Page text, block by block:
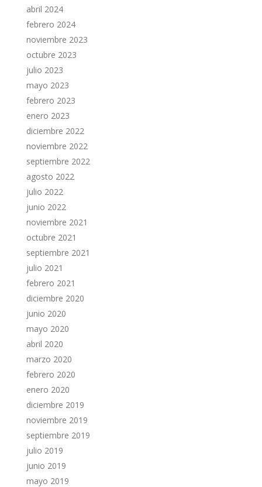
abril 2024
febrero 2024
noviembre 2023
octubre 2023
julio 2023
mayo 2023
febrero 2023
enero 2023
diciembre 2022
noviembre 2022
septiembre 2022
agosto 2022
julio 2022
junio 2022
noviembre 2021
octubre 2021
septiembre 2021
julio 2021
febrero 2021
diciembre 2020
junio 2020
mayo 2020
abril 2020
marzo 2020
febrero 2020
enero 2020
diciembre 2019
noviembre 2019
septiembre 2019
julio 2019
junio 2019
mayo 2019